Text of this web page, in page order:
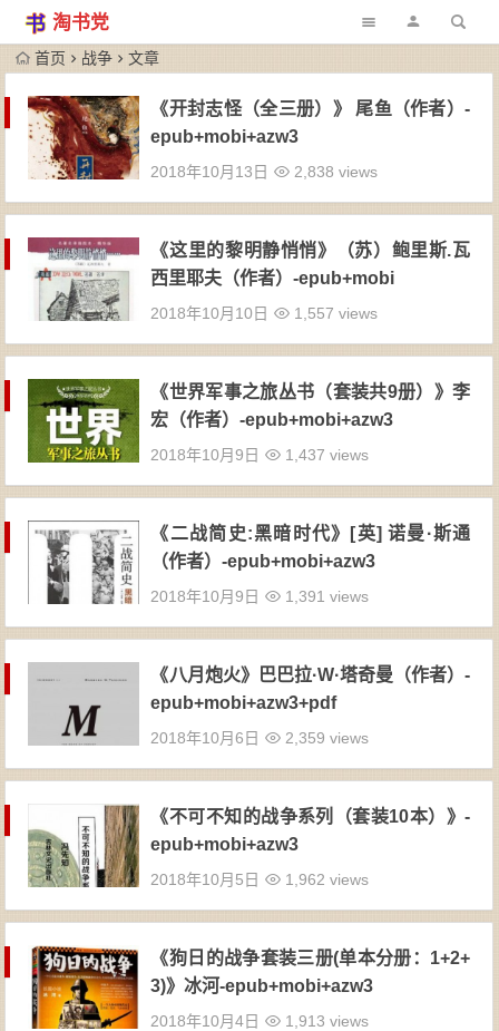
淘书党
首页 战争 文章
《开封志怪（全三册）》 尾鱼（作者）-
epub+mobi+azw3
2018年10月13日 2,838 views
《这里的黎明静悄悄》（苏）鲍里斯.瓦
西里耶夫（作者）-epub+mobi
2018年10月10日 1,557 views
《世界军事之旅丛书（套装共9册）》李
宏（作者）-epub+mobi+azw3
2018年10月9日 1,437 views
《二战简史:黑暗时代》[英] 诺曼·斯通
（作者）-epub+mobi+azw3
2018年10月9日 1,391 views
《八月炮火》巴巴拉·W·塔奇曼（作者）-
epub+mobi+azw3+pdf
2018年10月6日 2,359 views
《不可不知的战争系列（套装10本）》-
epub+mobi+azw3
2018年10月5日 1,962 views
《狗日的战争套装三册(单本分册：1+2+
3)》冰河-epub+mobi+azw3
2018年10月4日 1,913 views